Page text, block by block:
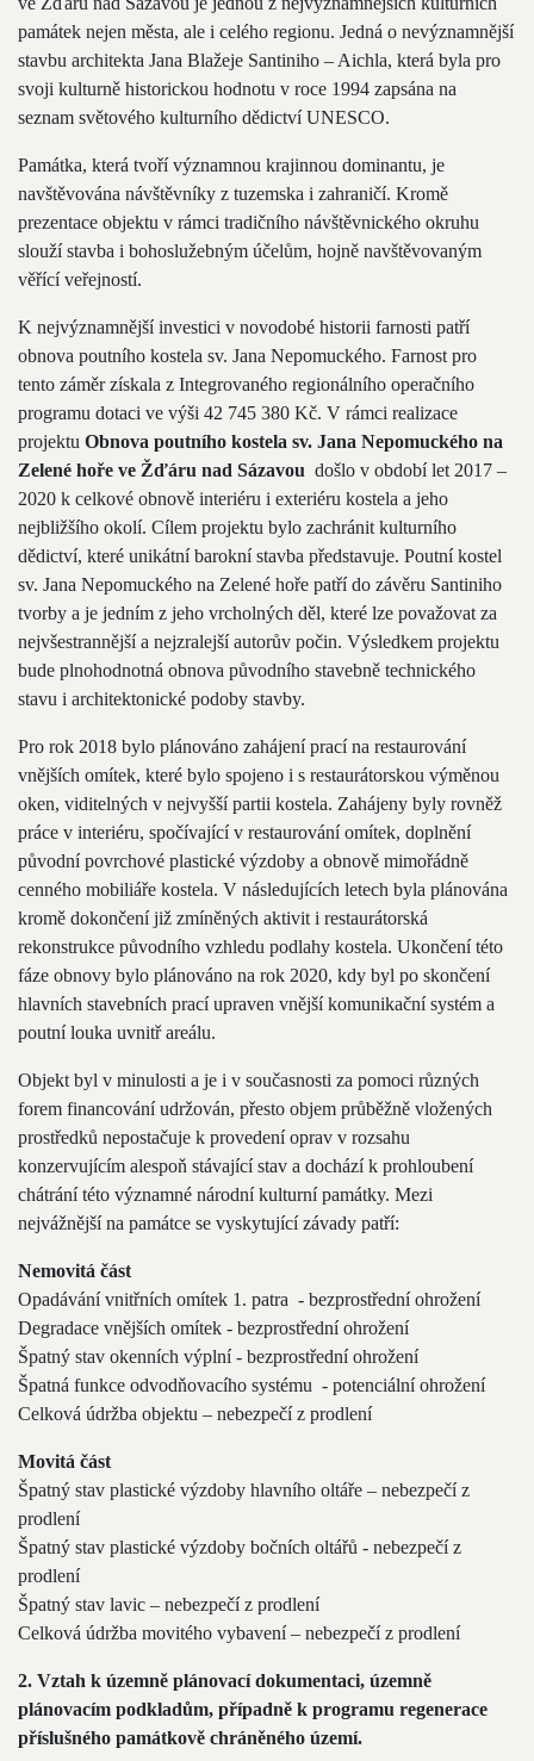
památek nejen města, ale i celého regionu. Jedná o nevýznamnější
stavbu architekta Jana Blažeje Santiniho – Aichla, která byla pro
svoji kulturně historickou hodnotu v roce 1994 zapsána na
seznam světového kulturního dědictví UNESCO.
Památka, která tvoří významnou krajinnou dominantu, je
navštěvována návštěvníky z tuzemska i zahraničí. Kromě
prezentace objektu v rámci tradičního návštěvnického okruhu
slouží stavba i bohoslužebným účelům, hojně navštěvovaným
věřící veřejností.
K nejvýznamnější investici v novodobé historii farnosti patří
obnova poutního kostela sv. Jana Nepomuckého. Farnost pro
tento záměr získala z Integrovaného regionálního operačního
programu dotaci ve výši 42 745 380 Kč. V rámci realizace
projektu Obnova poutního kostela sv. Jana Nepomuckého na
Zelené hoře ve Žďáru nad Sázavou došlo v období let 2017 –
2020 k celkové obnově interiéru i exteriéru kostela a jeho
nejbližšího okolí. Cílem projektu bylo zachránit kulturního
dědictví, které unikátní barokní stavba představuje. Poutní kostel
sv. Jana Nepomuckého na Zelené hoře patří do závěru Santiniho
tvorby a je jedním z jeho vrcholných děl, které lze považovat za
nejvšestrannější a nejzralejší autorův počin. Výsledkem projektu
bude plnohodnotná obnova původního stavebně technického
stavu i architektonické podoby stavby.
Pro rok 2018 bylo plánováno zahájení prací na restaurování
vnějších omítek, které bylo spojeno i s restaurátorskou výměnou
oken, viditelných v nejvyšší partii kostela. Zahájeny byly rovněž
práce v interiéru, spočívající v restaurování omítek, doplnění
původní povrchové plastické výzdoby a obnově mimořádně
cenného mobiliáře kostela. V následujících letech byla plánována
kromě dokončení již zmíněných aktivit i restaurátorská
rekonstrukce původního vzhledu podlahy kostela. Ukončení této
fáze obnovy bylo plánováno na rok 2020, kdy byl po skončení
hlavních stavebních prací upraven vnější komunikační systém a
poutní louka uvnitř areálu.
Objekt byl v minulosti a je i v současnosti za pomoci různých
forem financování udržován, přesto objem průběžně vložených
prostředků nepostačuje k provedení oprav v rozsahu
konzervujícím alespoň stávající stav a dochází k prohloubení
chátrání této významné národní kulturní památky. Mezi
nejvážnější na památce se vyskytující závady patří:
Nemovitá část
Opadávání vnitřních omítek 1. patra - bezprostřední ohrožení
Degradace vnějších omítek - bezprostřední ohrožení
Špatný stav okenních výplní - bezprostřední ohrožení
Špatná funkce odvodňovacího systému - potenciální ohrožení
Celková údržba objektu – nebezpečí z prodlení
Movitá část
Špatný stav plastické výzdoby hlavního oltáře – nebezpečí z
prodlení
Špatný stav plastické výzdoby bočních oltářů - nebezpečí z
prodlení
Špatný stav lavic – nebezpečí z prodlení
Celková údržba movitého vybavení – nebezpečí z prodlení
2. Vztah k územně plánovací dokumentaci, územně
plánovacím podkladům, případně k programu regenerace
příslušného památkově chráněného území.